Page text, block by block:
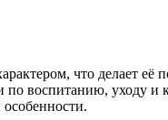
что делает её
воспитанию, уходу